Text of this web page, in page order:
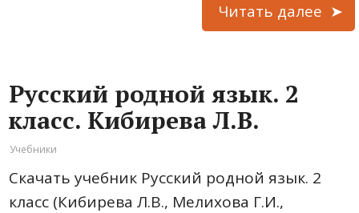
Читать далее
Русский родной язык. 2
класс. Кибирева Л.В.
Учебники
Скачать учебник Русский родной язык. 2
класс (Кибирева Л.В., Мелихова Г.И.,